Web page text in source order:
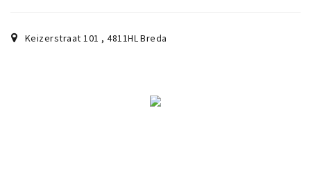
Keizerstraat 101 ,4811HLBreda